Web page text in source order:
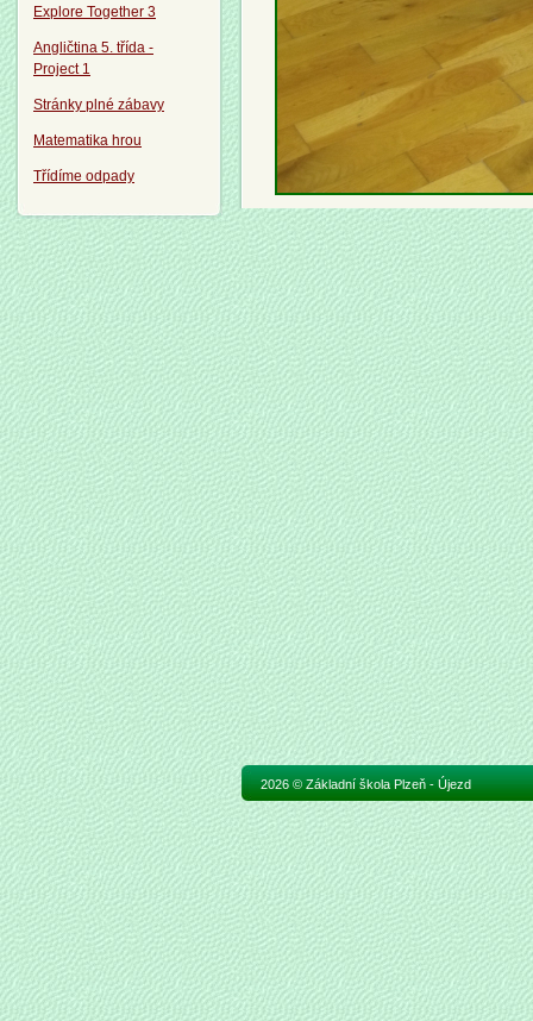
Explore Together 3
Angličtina 5. třída -
Project 1
Stránky plné zábavy
Matematika hrou
Třídíme odpady
2026 © Základní škola Plzeň - Újezd